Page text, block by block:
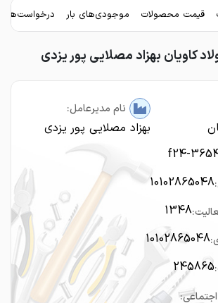
قیمت محصولات موجودی‌های بار
کاویان بهزاد مصلایی پور یزدی
نام مدیرعامل:
بهزاد مصلایی پور یزدی
f24-
10102865048
1348
10102865048
245865